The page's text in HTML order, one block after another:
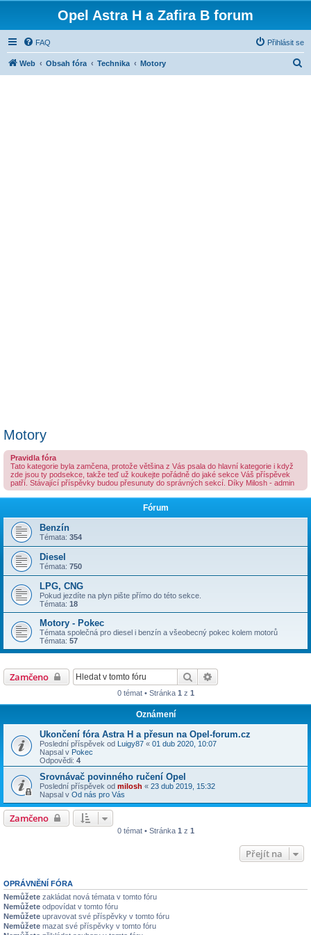
Opel Astra H a Zafira B forum
FAQ Přihlásit se
Web Obsah fóra Technika Motory
Motory
Pravidla fóra
Tato kategorie byla zamčena, protože většina z Vás psala do hlavní kategorie i když
zde jsou ty podsekce, takže teď už koukejte pořádně do jaké sekce Váš příspěvek
patří. Stávající příspěvky budou přesunuty do správných sekcí. Díky Milosh - admin
Fórum
Benzín
Témata: 354
Diesel
Témata: 750
LPG, CNG
Pokud jezdíte na plyn pište přímo do této sekce.
Témata: 18
Motory - Pokec
Témata společná pro diesel i benzín a všeobecný pokec kolem motorů
Témata: 57
Zamčeno Hledat
0 témat • Stránka 1 z 1
Oznámení
Ukončení fóra Astra H a přesun na Opel-forum.cz
Poslední příspěvek od Luigy87 « 01 dub 2020, 10:07
Napsal v Pokec
Odpovědi: 4
Srovnávač povinného ručení Opel
Poslední příspěvek od milosh « 23 dub 2019, 15:32
Napsal v Od nás pro Vás
Zamčeno
0 témat • Stránka 1 z 1
Přejít na
OPRÁVNĚNÍ FÓRA
Nemůžete zakládat nová témata v tomto fóru
Nemůžete odpovídat v tomto fóru
Nemůžete upravovat své příspěvky v tomto fóru
Nemůžete mazat své příspěvky v tomto fóru